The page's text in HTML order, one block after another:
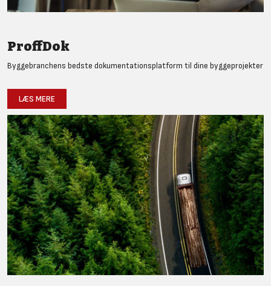
ProffDok
Byggebranchens bedste dokumentationsplatform til dine byggeprojekter
LÆS MERE